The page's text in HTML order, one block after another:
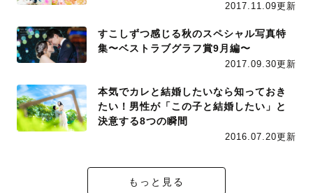
2017.11.09更新
すこしずつ感じる秋のスペシャル写真特
集〜ベストラブグラフ賞9月編〜
2017.09.30更新
本気でカレと結婚したいなら知っておき
たい！男性が「この子と結婚したい」と
決意する8つの瞬間
2016.07.20更新
もっと見る